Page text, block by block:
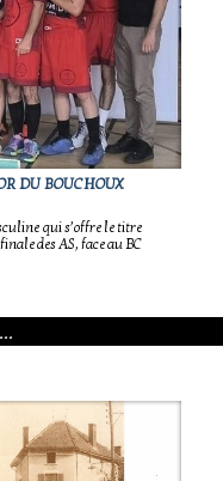
DU BOUCHOUX
qui s’offre le titre
des AS, face au BC